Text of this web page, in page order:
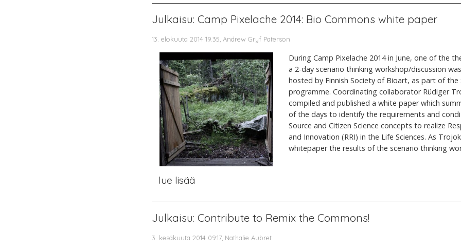
Julkaisu: Camp Pixelache 2014: Bio Commons white paper
13. elokuuta 2014 19.35, Andrew Gryf Paterson
During Camp Pixelache 2014 in June, one of the
a 2-day scenario thinking workshop/discussion
hosted by Finnish Society of Bioart, as part of the
programme. Coordinating collaborator Rüdiger
compiled and published a white paper which
of the days to identify the requirements and
Source and Citizen Science concepts to realize
and Innovation (RRI) in the Life Sciences. As
whitepaper the results of the scenario thinking
lue lisää
Julkaisu: Contribute to Remix the Commons!
3. kesäkuuta 2014 09.17, Nathalie Aubret